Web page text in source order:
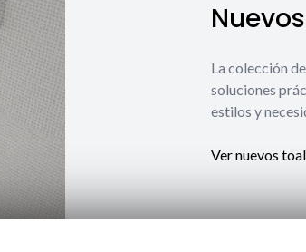
La colección
soluciones
estilos y
Ver nuevos